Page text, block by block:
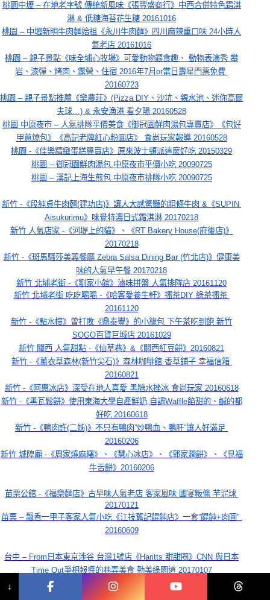
桃園中壢 – 在地老字號 傳統新風味《張豐盛商行》中西合併特色霜淇
淋 & 低糖海苔花生糖 20161016
桃園 – 中壢新明牛肉麵始祖《永川牛肉麵》四川麻辣重口味 24小時人
氣老店 20161016
桃園 – 親子景點《味全埔心牧場》可愛動物餵食趣、 動物表演秀 攀
岩、漆彈、烤肉、露營、住宿 2016年7月or當日壽星門票免費
20160723
桃園 – 親子景點推薦《樂農莊》(Pizza DIY、沙坑、親水池、迷你高爾
夫球…) & 永安漁港 看夕陽 20160528
桃園 中原夜市 – 人氣排隊平價美食《御冠園鮮肉湯包專賣店》《包好
甲蔥燒包》《高記老牌紅心粉圓店》 食尚玩家報導 20160528
桃園 -《佳樂精緻蛋糕專賣店》原來波士頓派這麼好吃 20150329
桃園 – 御冠園鮮肉湯包.中原夜市平價小吃 20090725
桃園 – 漢記上海生煎包.中原夜市排隊小吃 20090725
新竹 -《段純貞牛肉麵(建功店)》讓人大感驚豔的粗條牛肉 &《SUPIN
Aisukurimu》味覺特濃日式霜淇淋 20170218
新竹 人氣店家 -《河堤上的貓》、《RT Bakery House(府後店)》
20170218
新竹 -《斑馬騷莎美義餐廳 Zebra Salsa Dining Bar (竹北店)》健康美
味的人氣早午餐 20170218
新竹 北埔老街 -《劉家小館》滷味拼盤 人氣排隊店 20161120
新竹 北埔老街 吃吃喝喝 -《哈客愛養生軒》擂茶DIY 綠茶擂茶
20161120
新竹 -《點水樓》曾打敗《鼎泰豐》的小籠包 下午茶吃到飽 新竹
SOGO百貨巨城店 20161029
新竹 關西 人氣甜點 -《仙草巷》&《關西紅豆餅》20160821
新竹 -《薰衣草森林(新竹尖石)》森林咖啡館 香草鋪子 幸福信箱
20160821
新竹 -《阿惠冰店》深受在地人喜愛 黑糖水挫冰 食尚玩家 20160618
新竹 -《黑瓦鬆餅》使用東海大學自產鮮奶,自調Waffle餡甜的、鹹的都
好吃 20160618
新竹 -《鴨肉許(二姊)》不只有鴨肉”炒鴨血、鴨肝”讓人好滿足
20160206
新竹 城隍廟 -《周家燒麻糬》、《慧心冰店》、《郭家潤餅》、《見福
牛舌餅》20160206
苗栗公館 -《福樂麵店》古早味人氣老店 客家風味 國宴粄條 芋泥球
20170121
苗栗 – 飄香一甲子客家人氣小吃《江技舊記餛飩店》一套”餛飩+肉圓”
20160609
台中 – From日本東京涉谷 台灣1號店《Haritts 甜甜圈》CNN 與日本
Time Out爭相報導的巷弄美食 勤美綠園道 20170107
台中 -《CHU KURIMU 咕粒姆》日本人開的人氣泡芙店 勤美綠園道
↓